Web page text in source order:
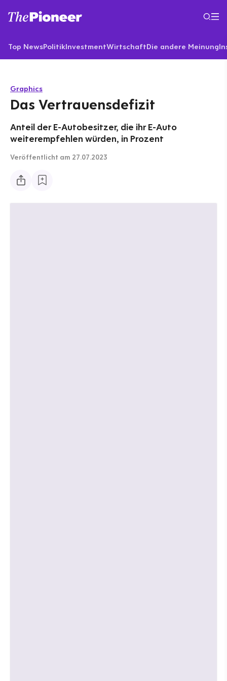
Top NewsPolitikInvestmentWirtschaftDie andere Meinung
Graphics
Das Vertrauensdefizit
Anteil der E-Autobesitzer, die ihr E-Auto
weiterempfehlen würden, in Prozent
Veröffentlicht am 27.07.2023